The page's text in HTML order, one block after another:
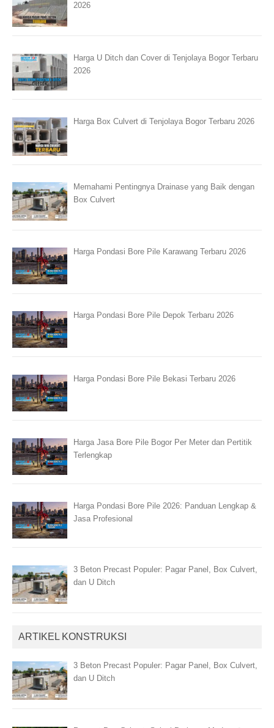
2026
Harga U Ditch dan Cover di Tenjolaya Bogor Terbaru
2026
Harga Box Culvert di Tenjolaya Bogor Terbaru 2026
Memahami Pentingnya Drainase yang Baik dengan
Box Culvert
Harga Pondasi Bore Pile Karawang Terbaru 2026
Harga Pondasi Bore Pile Depok Terbaru 2026
Harga Pondasi Bore Pile Bekasi Terbaru 2026
Harga Jasa Bore Pile Bogor Per Meter dan Pertitik
Terlengkap
Harga Pondasi Bore Pile 2026: Panduan Lengkap &
Jasa Profesional
3 Beton Precast Populer: Pagar Panel, Box Culvert,
dan U Ditch
ARTIKEL KONSTRUKSI
3 Beton Precast Populer: Pagar Panel, Box Culvert,
dan U Ditch